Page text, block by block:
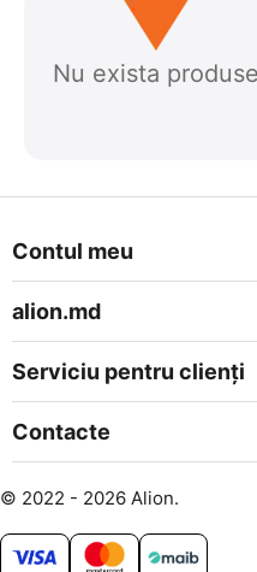
Nu exista
Contul meu
alion.md
Serviciu pentru clienți
Contacte
© 2022 - 2026 Alion.